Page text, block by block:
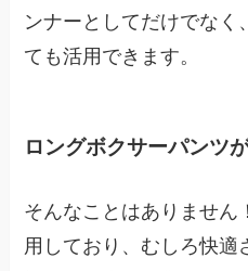
ンナーとしてだけでなく
ても活用できます。
ロングボクサーパンツ
そんなことはありませ
用しており、むしろ快